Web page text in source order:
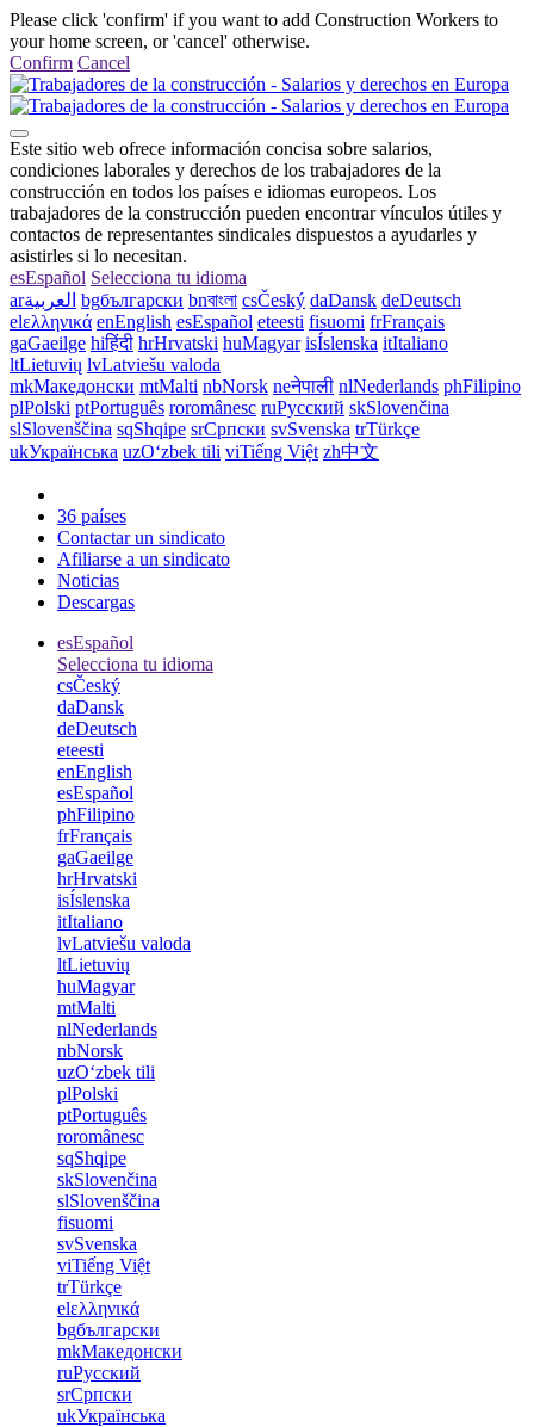
Please click 'confirm' if you want to add Construction Workers to
your home screen, or 'cancel' otherwise.
Confirm Cancel
Este sitio web ofrece información concisa sobre salarios,
condiciones laborales y derechos de los trabajadores de la
construcción en todos los países e idiomas europeos. Los
trabajadores de la construcción pueden encontrar vínculos útiles y
contactos de representantes sindicales dispuestos a ayudarles y
asistirles si lo necesitan.
esEspañol Selecciona tu idioma
arالعربية bgбългарски bnবাংলা csČeský daDansk deDeutsch
elελληνικά enEnglish esEspañol eteesti fisuomi frFrançais
gaGaeilge hiहिंदी hrHrvatski huMagyar isÍslenska itItaliano
ltLietuvių lvLatviešu valoda
mkМакедонски mtMalti nbNorsk neनेपाली nlNederlands phFilipino
plPolski ptPortuguês roromânesc ruРусский skSlovenčina
slSlovenščina sqShqipe srСрпски svSvenska trTürkçe
ukУкраїнська uzOʻzbek tili viTiếng Việt zh中文
36 países
Contactar un sindicato
Afiliarse a un sindicato
Noticias
Descargas
esEspañol
Selecciona tu idioma
csČeský
daDansk
deDeutsch
eteesti
enEnglish
esEspañol
phFilipino
frFrançais
gaGaeilge
hrHrvatski
isÍslenska
itItaliano
lvLatviešu valoda
ltLietuvių
huMagyar
mtMalti
nlNederlands
nbNorsk
uzOʻzbek tili
plPolski
ptPortuguês
roromânesc
sqShqipe
skSlovenčina
slSlovenščina
fisuomi
svSvenska
viTiếng Việt
trTürkçe
elελληνικά
bgбългарски
mkМакедонски
ruРусский
srСрпски
ukУкраїнська